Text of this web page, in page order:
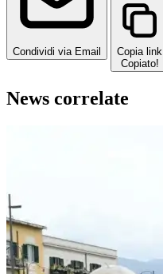
Condividi via Email
Copia link
Copiato!
News correlate